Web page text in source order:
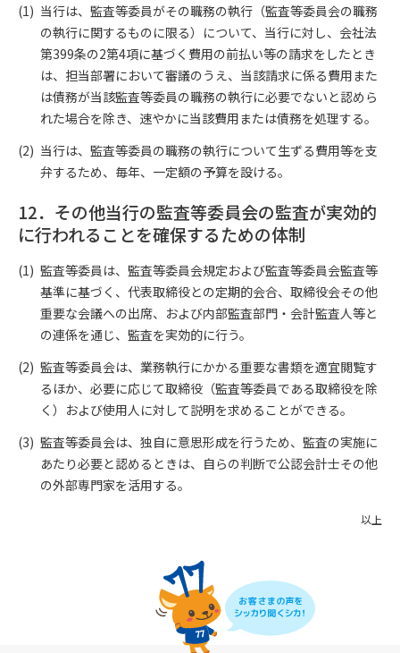
当行は、監査等委員がその職務の執行（監査等委員会の職務
の執行に関するものに限る）について、当行に対し、会社法
第399条の2第4項に基づく費用の前払い等の請求をしたとき
は、担当部署において審議のうえ、当該請求に係る費用また
は債務が当該監査等委員の職務の執行に必要でないと認めら
れた場合を除き、速やかに当該費用または債務を処理する。
当行は、監査等委員の職務の執行について生ずる費用等を支
弁するため、毎年、一定額の予算を設ける。
12．その他当行の監査等委員会の監査が実効的
に行われることを確保するための体制
監査等委員は、監査等委員会規定および監査等委員会監査等
基準に基づく、代表取締役との定期的会合、取締役会その他
重要な会議への出席、および内部監査部門・会計監査人等と
の連係を通じ、監査を実効的に行う。
監査等委員会は、業務執行にかかる重要な書類を適宜閲覧す
るほか、必要に応じて取締役（監査等委員である取締役を除
く）および使用人に対して説明を求めることができる。
監査等委員会は、独自に意思形成を行うため、監査の実施に
あたり必要と認めるときは、自らの判断で公認会計士その他
の外部専門家を活用する。
以上